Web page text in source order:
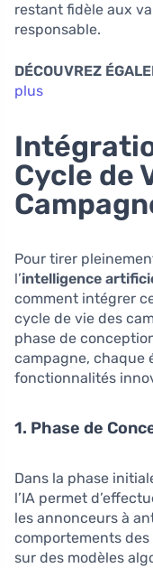
restant fidèle aux
responsable.
DÉCOUVREZ
plus
Cycle de
Pour tirer
l’intelligence
comment intégrer
cycle de vie des
phase de
campagne, chaque
fonctionnalités
1. Phase de
Dans la phase
l’IA permet
les annonceurs à
comportements des
sur des modèles